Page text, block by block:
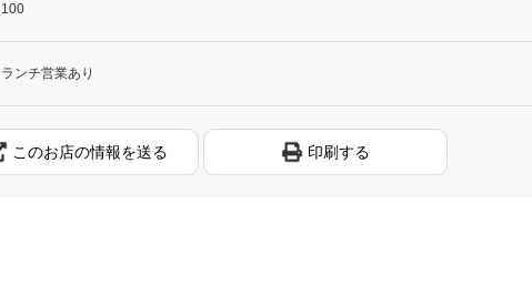
100
ランチ営業あり
このお店の情報を送る 印刷する